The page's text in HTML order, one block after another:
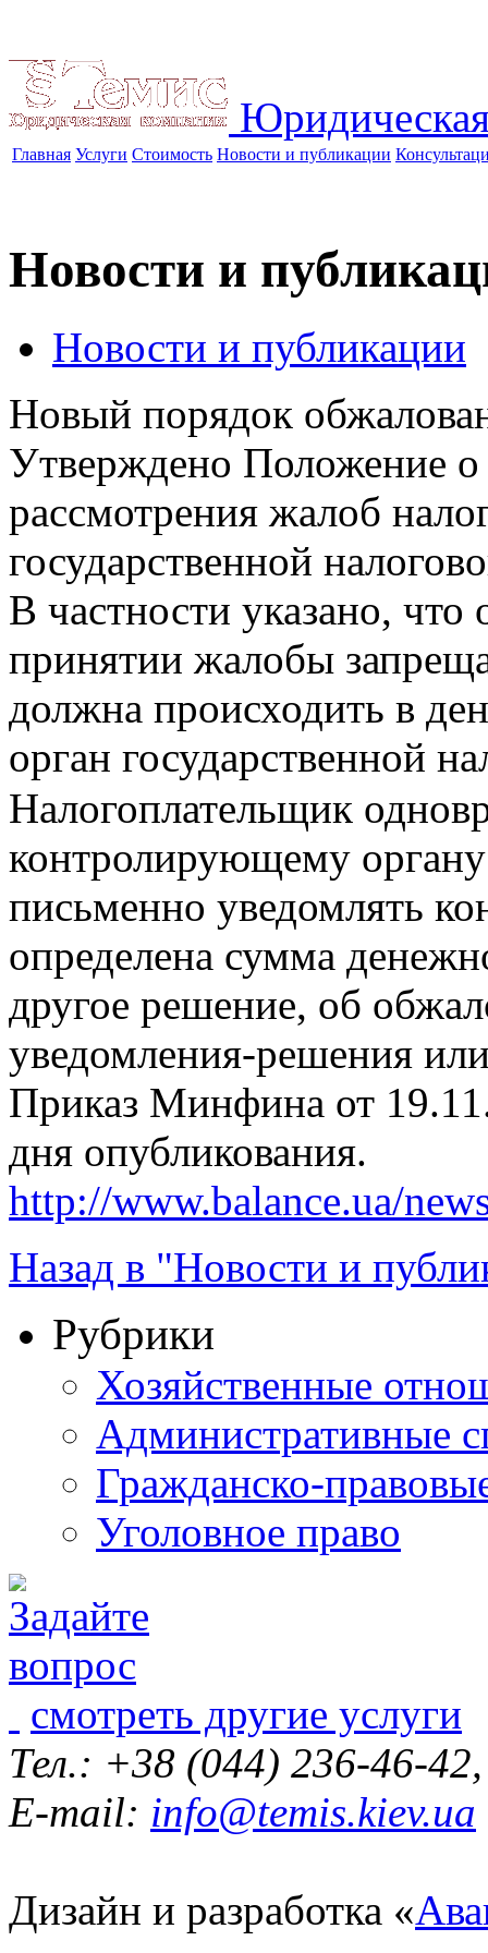
Главная Услуги Стоимость Новости и публикации
Новости и
Новости и публикации
Новый порядок
Утверждено Положение о
рассмотрения жалоб
государственной
В частности указано, что
принятии жалобы
должна происходить в
орган государственной
Колекція овочевих рослинНБС представлена на експозиційно-
Haima Freema– отличный 7-местный минивен для всей семьи.
Налогоплательщик
контролирующему
письменно уведомлять
определена сумма
другое решение, об
уведомления-решения
Приказ Минфина от
дня опубликования.
http://www.balance.ua/
Назад в "Новости и
Рубрики
Хозяйственные
Административные
Гражданско-
Уголовное право
смотреть другие услуги
Тел.: +38 (044) 236-46-
E-mail: info@temis.kiev.ua
Дизайн и разработка «